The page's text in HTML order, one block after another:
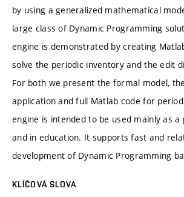
by using a generalized mathematical
large class of Dynamic Programming
engine is demonstrated by creating
solve the periodic inventory and the edit
For both we present the formal model,
application and full Matlab code for
engine is intended to be used mainly as
and in education. It supports fast and
development of Dynamic Programming
KLÍČOVÁ SLOVA